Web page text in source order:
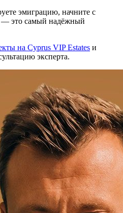
эмиграцию, начните с
это самый надёжный
на Cyprus VIP Estates и
эксперта.